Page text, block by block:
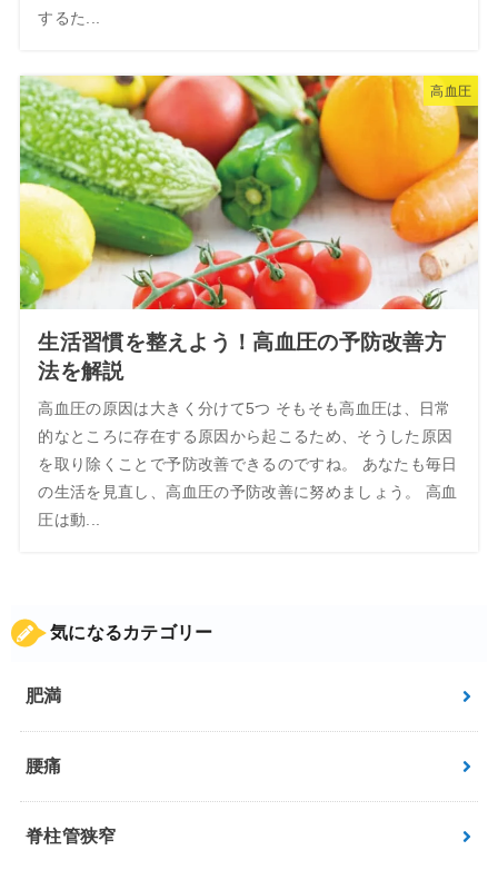
するた...
高血圧
生活習慣を整えよう！高血圧の予防改善方
法を解説
高血圧の原因は大きく分けて5つ そもそも高血圧は、日常
的なところに存在する原因から起こるため、そうした原因
を取り除くことで予防改善できるのですね。 あなたも毎日
の生活を見直し、高血圧の予防改善に努めましょう。 高血
圧は動...
気になるカテゴリー
肥満
腰痛
脊柱管狭窄